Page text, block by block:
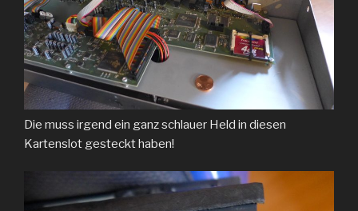
Die muss irgend ein ganz schlauer Held in diesen
Kartenslot gesteckt haben!